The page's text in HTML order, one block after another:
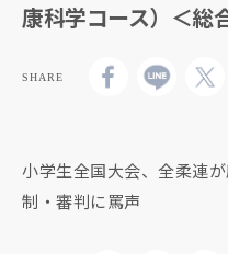
康科学コース）＜総
SHARE
小学生全国大会、全柔連
制・審判に罵声